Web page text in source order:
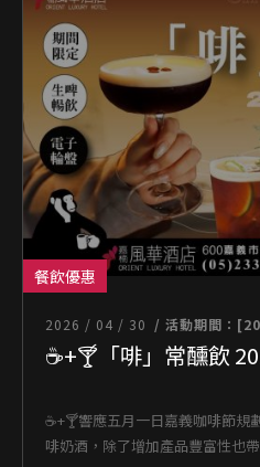
餐飲優惠
2026 / 04 / 30 / 活動期間：
☕+🍸「啡」常醺飲
☕+🍸響應五月一日嘉義咖啡節規
啡奶酒，除了增加產品豐富性也